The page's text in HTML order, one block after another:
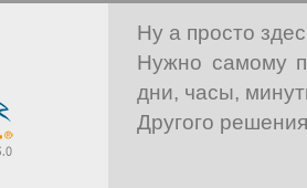
Ну а просто
Нужно самому
дни, часы,
Другого